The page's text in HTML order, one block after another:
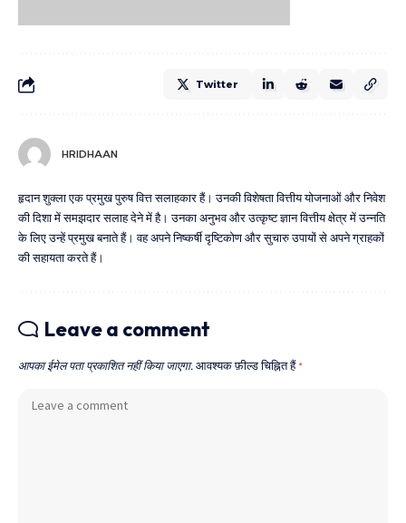
Twitter
HRIDHAAN
हृदान शुक्ला एक प्रमुख पुरुष वित्त सलाहकार हैं। उनकी विशेषता वित्तीय योजनाओं और निवेश
की दिशा में समझदार सलाह देने में है। उनका अनुभव और उत्कृष्ट ज्ञान वित्तीय क्षेत्र में उन्नति
के लिए उन्हें प्रमुख बनाते हैं। वह अपने निष्कर्षी दृष्टिकोण और सुचारु उपायों से अपने ग्राहकों
की सहायता करते हैं।
Leave a comment
आपका ईमेल पता प्रकाशित नहीं किया जाएगा. आवश्यक फ़ील्ड चिह्नित हैं *